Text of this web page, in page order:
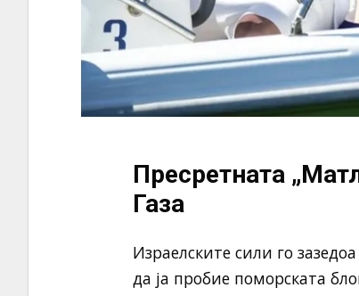
Пресретната
Газа
Израелските сили го
да ја пробие поморската